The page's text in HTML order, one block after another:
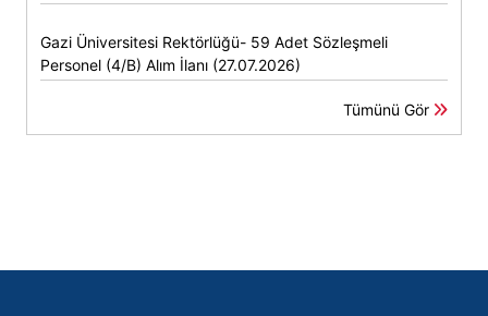
Gazi Üniversitesi Rektörlüğü- 59 Adet Sözleşmeli
Personel (4/B) Alım İlanı (27.07.2026)
Tümünü Gör